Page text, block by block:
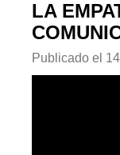
LA
Publicado el